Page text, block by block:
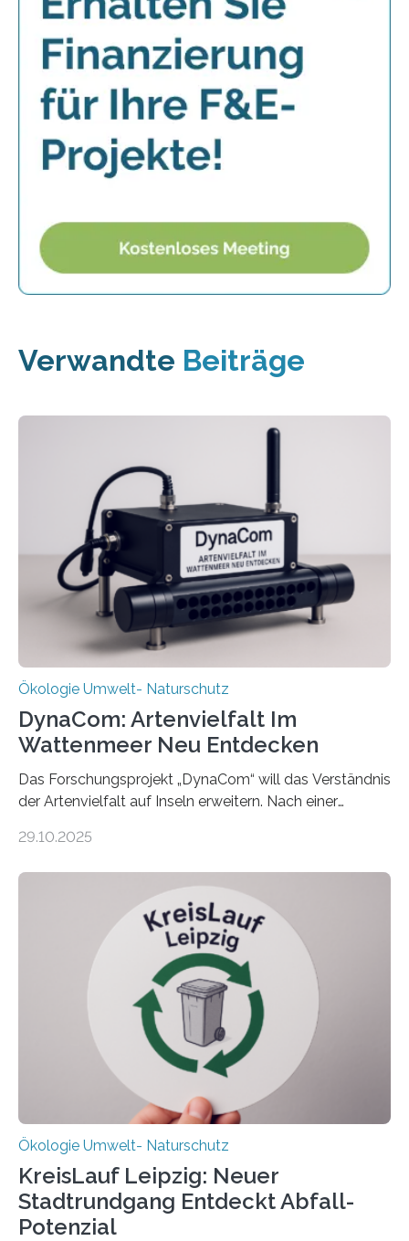
Verwandte Beiträge
Ökologie Umwelt- Naturschutz
DynaCom: Artenvielfalt Im
Wattenmeer Neu Entdecken
Das Forschungsprojekt „DynaCom“ will das Verständnis
der Artenvielfalt auf Inseln erweitern. Nach einer
Beobachtungen im Wattenmeer ist nun eine große
Oldenburg befassen sich insbesondere damit, wie ein
Ökosystem gedeiht – und wie sich dieser Prozess
verlässlich prognostizieren lässt. Grünes Licht für
„DynaCom“: Die Deutsche Forschungsgemeinschaft
(DFG) fördert das Anfang 2019 gestartete
Forschungsprojekt an der Universität Oldenburg für
zwei weitere Jahre mit rund 1,2 Millionen Euro. „Wir
freuen uns sehr über…
29.10.2025
Ökologie Umwelt- Naturschutz
KreisLauf Leipzig: Neuer
Stadtrundgang Entdeckt Abfall-
Potenzial